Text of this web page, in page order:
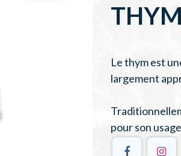
Le thym est
largement
pour son